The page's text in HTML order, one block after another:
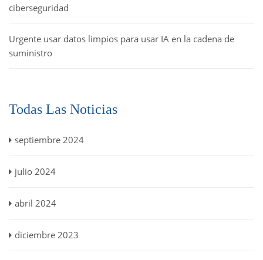
ciberseguridad
Urgente usar datos limpios para usar IA en la cadena de
suministro
Todas Las Noticias
septiembre 2024
julio 2024
abril 2024
diciembre 2023